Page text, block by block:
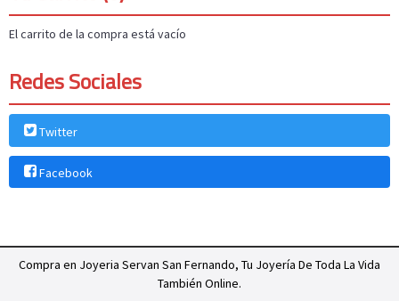
El carrito de la compra está vacío
Redes Sociales
Twitter
Facebook
Compra en Joyeria Servan San Fernando, Tu Joyería De Toda La Vida
También Online.